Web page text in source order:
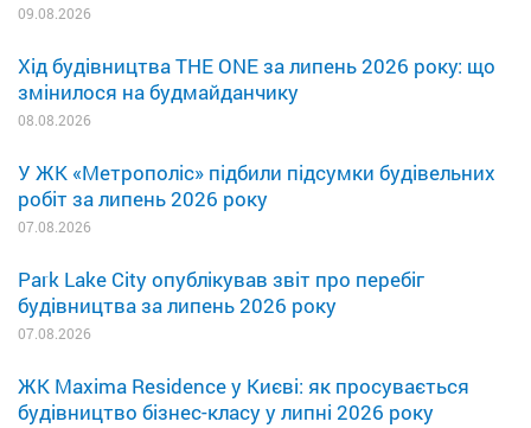
09.08.2026
Хід будівництва THE ONE за липень 2026 року: що
змінилося на будмайданчику
08.08.2026
У ЖК «Метрополіс» підбили підсумки будівельних
робіт за липень 2026 року
07.08.2026
Park Lake City опублікував звіт про перебіг
будівництва за липень 2026 року
07.08.2026
ЖК Maxima Residence у Києві: як просувається
будівництво бізнес-класу у липні 2026 року